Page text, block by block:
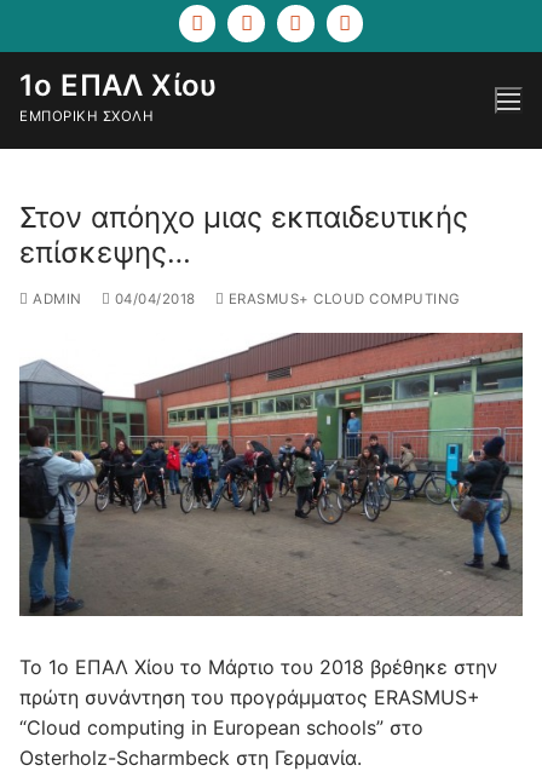
1ο ΕΠΑΛ Χίου
ΕΜΠΟΡΙΚΉ ΣΧΟΛΉ
Στον απόηχο μιας εκπαιδευτικής
επίσκεψης…
ADMIN 04/04/2018 ERASMUS+ CLOUD COMPUTING
Το 1ο ΕΠΑΛ Χίου το Μάρτιο του 2018 βρέθηκε στην
πρώτη συνάντηση του προγράμματος ERASMUS+
“Cloud computing in European schools” στο
Osterholz-Scharmbeck στη Γερμανία.